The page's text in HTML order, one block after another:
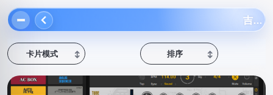
卡片模式 ↕ 排序 ↕
吉他效果器